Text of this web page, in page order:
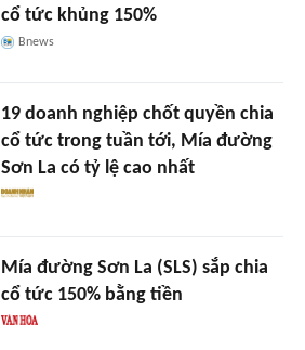
cổ tức khủng 150%
Bnews
19 doanh nghiệp chốt quyền chia
cổ tức trong tuần tới, Mía đường
Sơn La có tỷ lệ cao nhất
Mía đường Sơn La (SLS) sắp chia
cổ tức 150% bằng tiền